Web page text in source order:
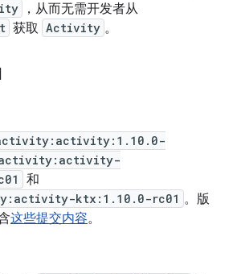
，从而无需开发者从
获取 Activity 。
和
ktx:1.10.0-rc01 。版
这些提交内容。